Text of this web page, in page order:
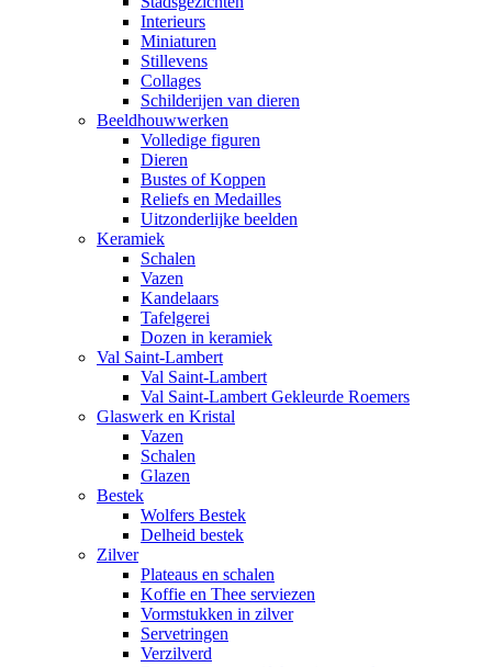
Interieurs
Miniaturen
Stillevens
Collages
Schilderijen van dieren
Beeldhouwwerken
Volledige figuren
Dieren
Bustes of Koppen
Reliefs en Medailles
Uitzonderlijke beelden
Keramiek
Schalen
Vazen
Kandelaars
Tafelgerei
Dozen in keramiek
Val Saint-Lambert
Val Saint-Lambert
Val Saint-Lambert Gekleurde Roemers
Glaswerk en Kristal
Vazen
Schalen
Glazen
Bestek
Wolfers Bestek
Delheid bestek
Zilver
Plateaus en schalen
Koffie en Thee serviezen
Vormstukken in zilver
Servetringen
Verzilverd